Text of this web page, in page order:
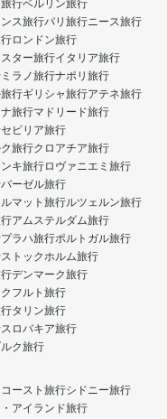
行ベルリン旅行
ス旅行パリ旅行ニース旅行
ロンドン旅行
ター旅行イタリア旅行
ミラノ旅行ナポリ旅行
行ギリシャ旅行アテネ旅行
旅行マドリード旅行
セビリア旅行
旅行クロアチア旅行
キ旅行ロヴァニエミ旅行
バーゼル旅行
マット旅行ルツェルン旅行
アムステルダム旅行
プラハ旅行ポルトガル旅行
ストックホルム旅行
デンマーク旅行
フルト旅行
タリン旅行
スロバキア旅行
ク旅行
ースト旅行シドニー旅行
アイランド旅行